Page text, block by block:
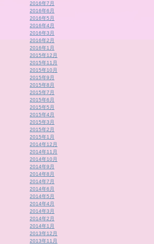
2016年7月
2016年6月
2016年5月
2016年4月
2016年3月
2016年2月
2016年1月
2015年12月
2015年11月
2015年10月
2015年9月
2015年8月
2015年7月
2015年6月
2015年5月
2015年4月
2015年3月
2015年2月
2015年1月
2014年12月
2014年11月
2014年10月
2014年9月
2014年8月
2014年7月
2014年6月
2014年5月
2014年4月
2014年3月
2014年2月
2014年1月
2013年12月
2013年11月